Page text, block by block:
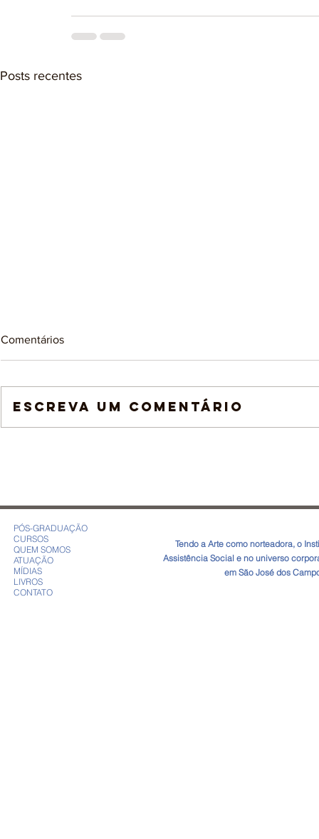
Posts recentes
Comentários
Escreva um comentário
PÓS-GRADUAÇÃO
CURSOS
QUEM SOMOS
ATUAÇÃO
MÍDIAS
LIVROS
CONTATO
​Tendo a Arte como norteadora, o
Assistência Social e no universo
em São José dos